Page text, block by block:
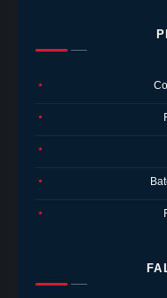
●
●
●
●
●